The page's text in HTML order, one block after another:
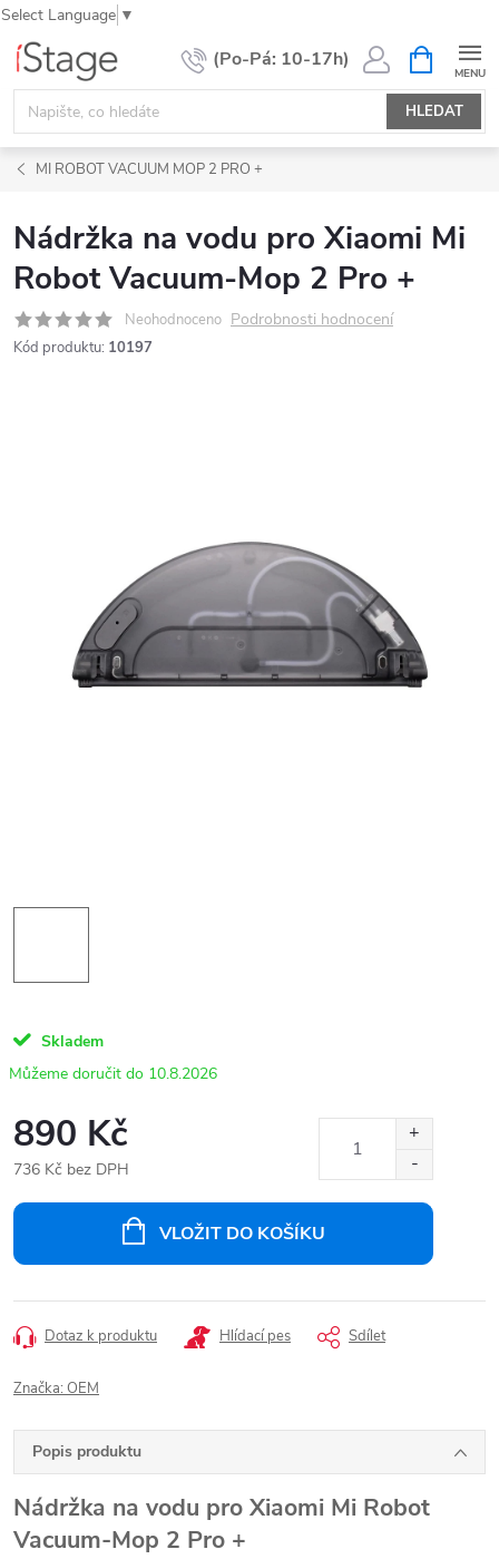
Select Language ▼
Přejít
obsah
HLEDAT
NÁKUPNÍ
KOŠÍK
MI ROBOT VACUUM MOP 2 PRO +
Nádržka na vodu pro Xiaomi Mi
Robot Vacuum-Mop 2 Pro +
Neohodnoceno Podrobnosti hodnocení
Kód produktu: 10197
Skladem
10.8.2026
890 Kč
736 Kč bez DPH
VLOŽIT DO KOŠÍKU
Dotaz k produktu Hlídací pes Sdílet
Značka: OEM
Popis produktu
Nádržka na vodu pro Xiaomi Mi Robot
Vacuum-Mop 2 Pro +